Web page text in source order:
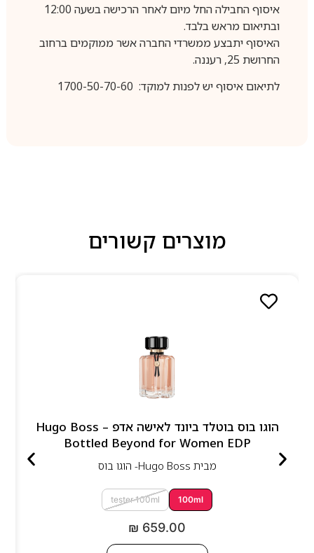
איסוף החבילה החל מיום לאחר הרכישה בשעה 12:00
ובתיאום מראש בלבד.
האיסוף יתבצע ממשרדי החברה אשר ממוקמים ברחוב
החרושת 25, רעננה.
לתיאום איסוף יש לפנות למוקד: 1700-50-70-60
מוצרים קשורים
הוגו בוס בוטלד ביונד לאישה אדפ – Hugo Boss
Bottled Beyond for Women EDP
מבית Hugo Boss- הוגו בוס
100ml
tester 100ml
₪ 659.00